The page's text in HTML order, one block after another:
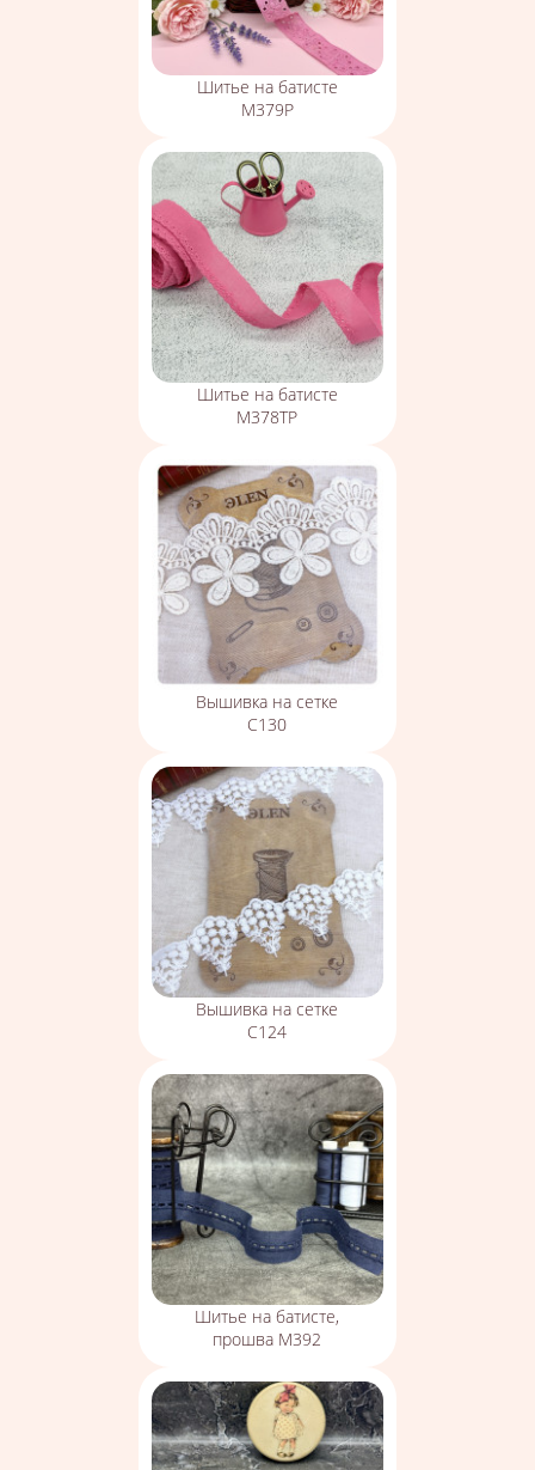
Шитье на батисте
М379Р
Шитье на батисте
М378ТР
Вышивка на сетке
С130
Вышивка на сетке
С124
Шитье на батисте,
прошва М392